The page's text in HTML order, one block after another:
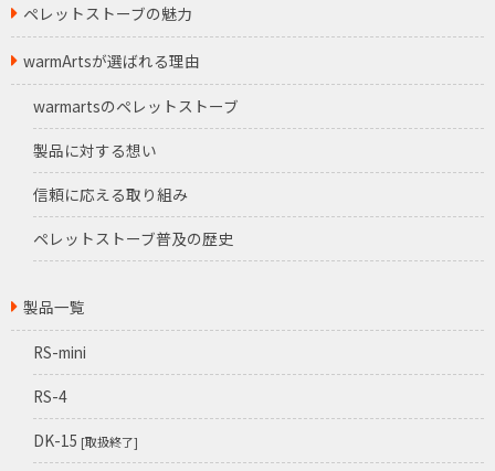
ペレットストーブの魅力
warmArtsが選ばれる理由
warmartsのペレットストーブ
製品に対する想い
信頼に応える取り組み
ペレットストーブ普及の歴史
製品一覧
RS-mini
RS-4
DK-15 [取扱終了]